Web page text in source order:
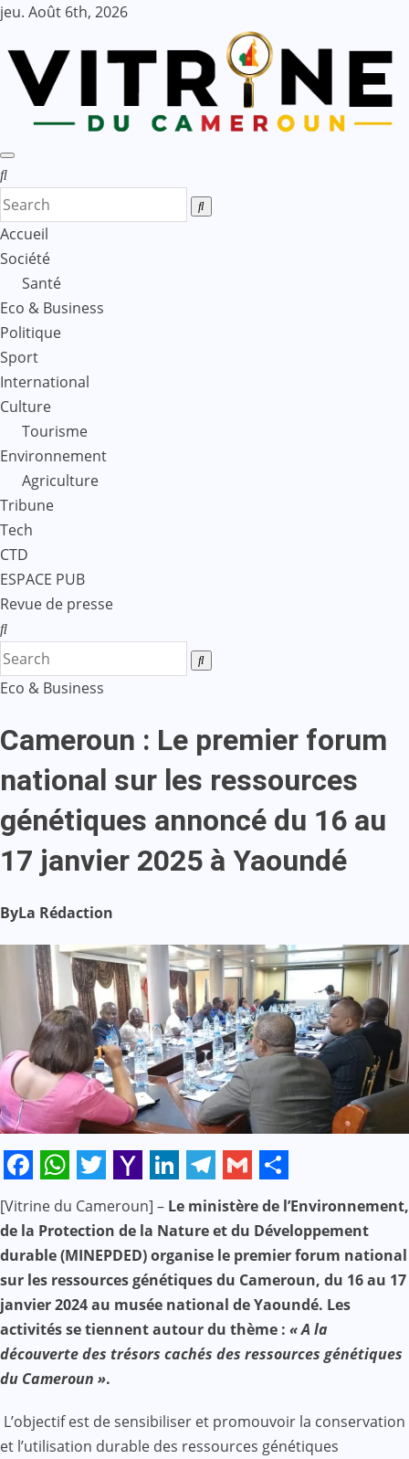
Skip
content
jeu. Août 6th, 2026
Accueil
Société
Santé
Eco & Business
Politique
Sport
International
Culture
Tourisme
Environnement
Agriculture
Tribune
Tech
CTD
ESPACE PUB
Revue de presse
Eco & Business
Cameroun : Le premier forum
national sur les ressources
génétiques annoncé du 16 au
17 janvier 2025 à Yaoundé
ByLa Rédaction
Facebook
WhatsApp
Twitter
Yahoo
Mail
LinkedIn
Telegram
GmailShare
[Vitrine du Cameroun] – Le ministère de l’Environnement,
de la Protection de la Nature et du Développement
durable (MINEPDED) organise le premier forum national
sur les ressources génétiques du Cameroun, du 16 au 17
janvier 2024 au musée national de Yaoundé. Les
activités se tiennent autour du thème : « A la
découverte des trésors cachés des ressources génétiques
du Cameroun ».
L’objectif est de sensibiliser et promouvoir la conservation
et l’utilisation durable des ressources génétiques